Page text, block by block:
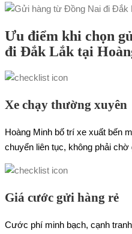
Ưu điểm khi chọn
đi Đắk Lắk tại
Xe chạy thường xuyên
Hoàng Minh bố trí xe xuất bến
chuyển liên tục, không phải chờ
Giá cước gửi hàng rẻ
Cước phí minh bạch, cạnh